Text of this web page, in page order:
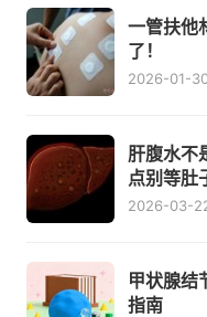
一管扶他
了！
2026-01-
肝腹水不
点别等肚
2026-03-
甲状腺结
指南